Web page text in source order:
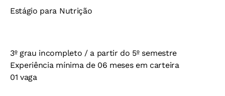
Estágio para Nutrição
3º grau incompleto / a partir do 5º semestre
Experiência mínima de 06 meses em carteira
01 vaga